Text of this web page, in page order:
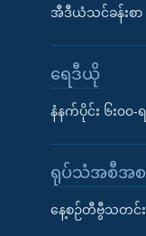
အီဒီယံသင်ခန်းစာ
ရေဒီယို
နံနက်ပိုင်း ၆း၀၀-
ရုပ်သံအစီအစ
နေ့စဉ်တီဗွီသတင်